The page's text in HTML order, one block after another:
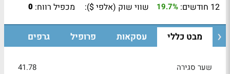
12 חודשים: 19.7% שווי שוק (אלפי $): מכפיל רווח: 0
מבט כללי עסקאות פרופיל גרפים
שער סגירה
41.78